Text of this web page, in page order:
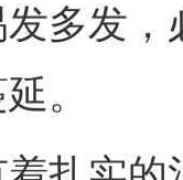
多发
。